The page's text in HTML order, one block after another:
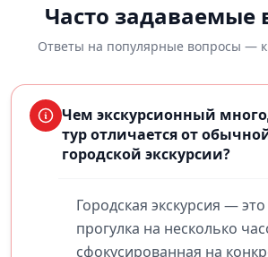
Часто задаваемые
Ответы на популярные вопросы —
Чем экскурсионный
тур отличается от
городской экскурсии?
Городская экскурсия — это
прогулка на несколько
сфокусированная на